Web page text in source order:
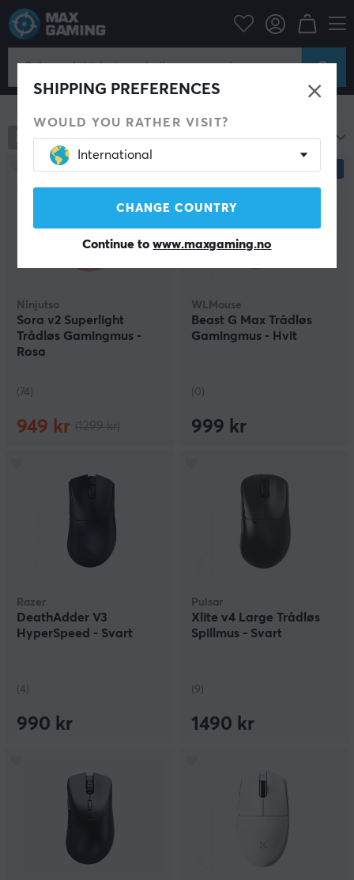
SHIPPING PREFERENCES
WOULD YOU RATHER VISIT?
International
CHANGE COUNTRY
Continue towww.maxgaming.no
Datatilbehør Gaming mus Trådløs
Trådløs Gaming mus
788 produkter Mest populære
SPAR 27%
Ninjutso
Sora v2 Superlight
Trådløs Gamingmus -
Rosa
(74)
949 kr
WLMouse
Beast G Max Trådløs
Gamingmus - Hvit
(0)
999 kr
Razer
DeathAdder V3
HyperSpeed - Svart
(4)
990 kr
Pulsar
Xlite v4 Large Trådløs
Spillmus - Svart
(9)
1490 kr